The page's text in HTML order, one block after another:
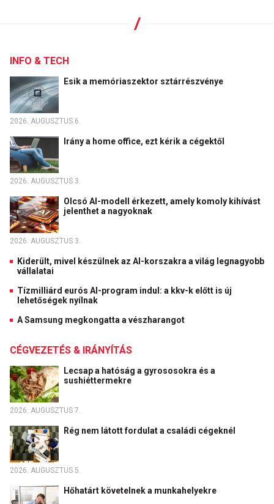
INFO & TECH
Esik a memóriaszektor sztárrészvénye
2026. AUGUSZTUS 6.
Irány a home office, ezt kérik a cégektől
2026. AUGUSZTUS 3.
Olcsó AI-modell érkezett, amely komoly kihívást
jelenthet a nagyoknak
2026. AUGUSZTUS 3.
Kiderült, mivel készülnek az AI-korszakra a világ legnagyobb
vállalatai
Tízmilliárd eurós AI-program indul: a kkv-k előtt is új
lehetőségek nyílnak
A Samsung megkongatta a vészharangot
CÉGVEZETÉS & IRÁNYÍTÁS
Lecsap a hatóság a gyrososokra és a
sushiéttermekre
2026. AUGUSZTUS 7.
Rég nem látott fordulat a családi cégeknél
2026. AUGUSZTUS 5.
Hőhatárt követelnek a munkahelyekre